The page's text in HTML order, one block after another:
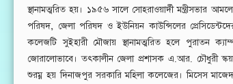
স্থানামত্মরিত হয়। ১৯৫৬ সালে সোহরাওয়ার্দী
পরিষদ, জেলা পরিষদ ও ইউনিয়ন কাউন্সিলের
কলেজটি সুইহারী মৌজায় স্থানামত্মরিত হলে পুরাতন
জোরালোভাবে। তৎকালীন জেলা প্রশাসক এ.আর. চৌধুরী
শুরম্ন হয় দিনাজপুর সরকারি মহিলা কলেজের। মিসেস